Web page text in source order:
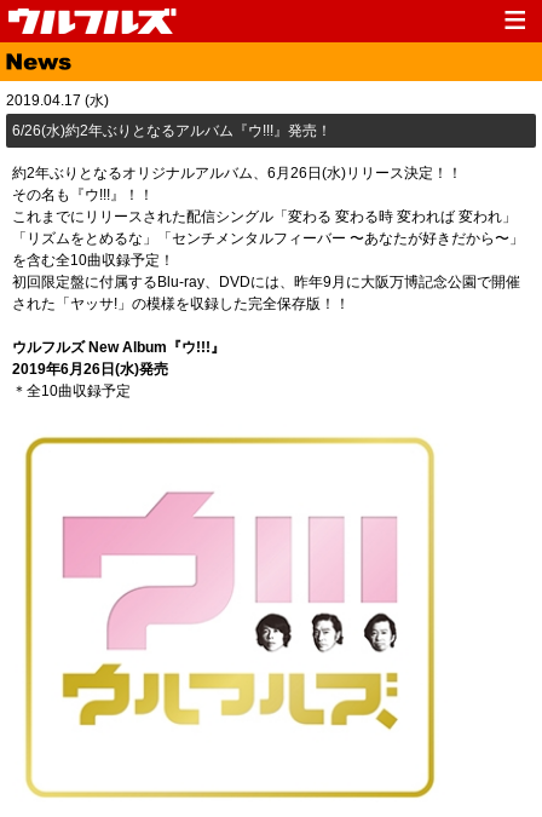
Top
Media Live
Fanclub Goods
Contact
2019.04.17 (水)
​6/26(水)約2年ぶりとなるアルバム『ウ!!!』発売！
約2年ぶりとなるオリジナルアルバム、6月26日(水)リリース決定！！
その名も『ウ!!!』！！
これまでにリリースされた配信シングル「変わる 変わる時 変われば 変われ」
「リズムをとめるな」「センチメンタルフィーバー 〜あなたが好きだから〜」
を含む全10曲収録予定！
初回限定盤に付属するBlu-ray、DVDには、昨年9月に大阪万博記念公園で開催
された「ヤッサ!」の模様を収録した完全保存版！！
ウルフルズ New Album『ウ!!!』
2019年6月26日(水)発売
＊全10曲収録予定